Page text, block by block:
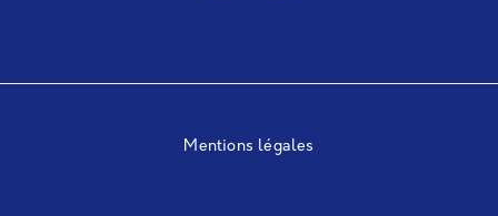
Mentions légales